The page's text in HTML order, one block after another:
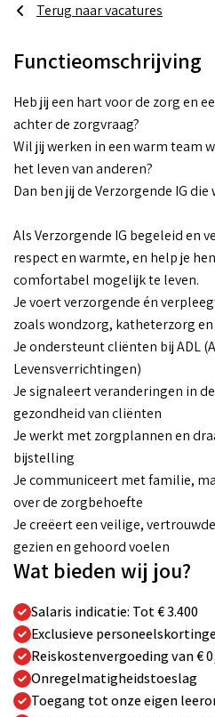
Terug naar vacatures
Functieomschrijving
Heb jij een hart voor de zorg en
achter de zorgvraag?
Wil jij werken in een warm team
het leven van anderen?
Dan ben jij de Verzorgende IG die
Als Verzorgende IG begeleid en
respect en warmte, en help je
comfortabel mogelijk te leven.
Je voert verzorgende én
zoals wondzorg, katheterzorg
Je ondersteunt cliënten bij ADL
Levensverrichtingen)
Je signaleert veranderingen in
gezondheid van cliënten
Je werkt met zorgplannen en
bijstelling
Je communiceert met familie,
over de zorgbehoefte
Je creëert een veilige,
gezien en gehoord voelen
Wat bieden wij jou?
Salaris indicatie: Tot € 3.400
Exclusieve
Reiskostenvergoeding van €
Onregelmatigheidstoeslag
Toegang tot onze eigen